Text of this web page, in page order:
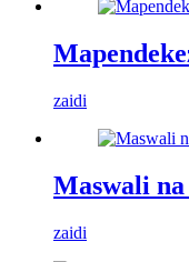
zaidi
Maswali
zaidi